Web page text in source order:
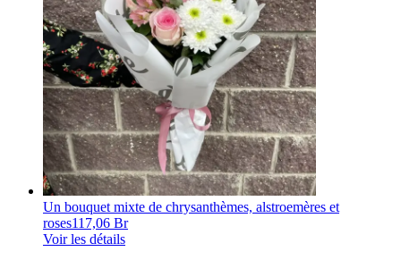
Un bouquet mixte de chrysanthèmes, alstroemères et
roses117,06 Br
Voir les détails